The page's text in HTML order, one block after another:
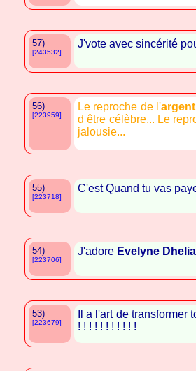
57)
[243532]
J'vote avec sincérité
56)
[223959]
Le reproche de l'argent
d être célèbre... Le
jalousie...
55)
[223718]
C'est Quand tu vas
54)
[223706]
J'adore Evelyne
53)
[223679]
Il a l'art de
! ! ! ! ! ! ! ! ! ! !